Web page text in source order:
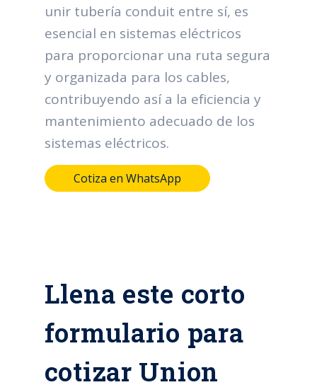
unir tubería conduit entre sí, es
esencial en sistemas eléctricos
para proporcionar una ruta segura
y organizada para los cables,
contribuyendo así a la eficiencia y
mantenimiento adecuado de los
sistemas eléctricos.
Cotiza en WhatsApp
Llena este corto
formulario para
cotizar Union